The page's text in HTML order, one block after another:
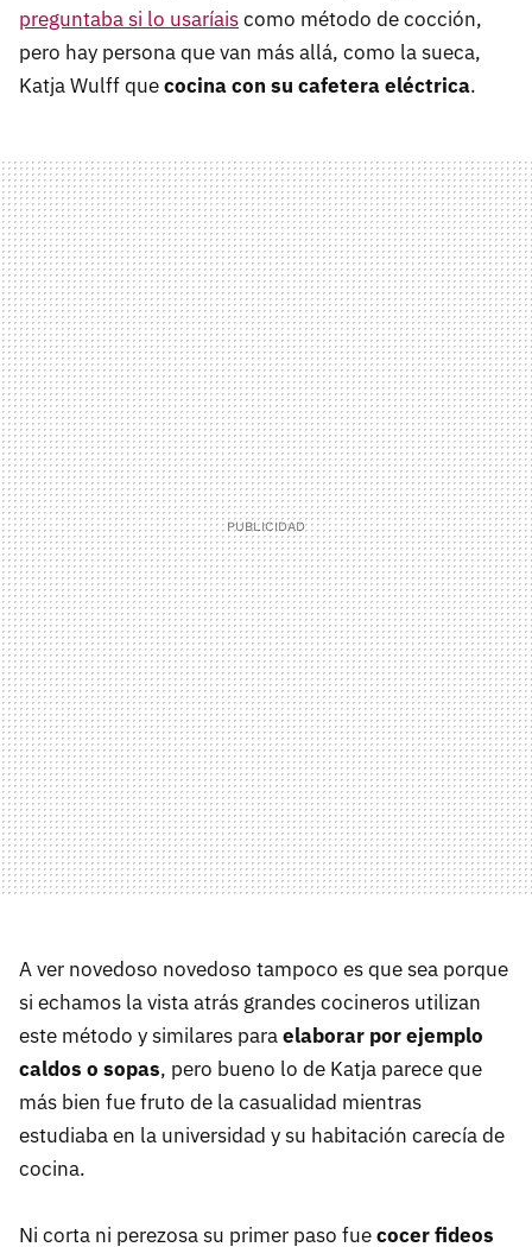
preguntaba si lo usaríaiscomo método de cocción,
pero hay persona que van más allá, como la sueca,
Katja Wulff quecocina con su cafetera eléctrica.
A ver novedoso novedoso tampoco es que sea porque
si echamos la vista atrás grandes cocineros utilizan
este método y similares paraelaborar por ejemplo
caldos o sopas, pero bueno lo de Katja parece que
más bien fue fruto de la casualidad mientras
estudiaba en la universidad y su habitación carecía de
cocina.
Ni corta ni perezosa su primer paso fuecocer fideos